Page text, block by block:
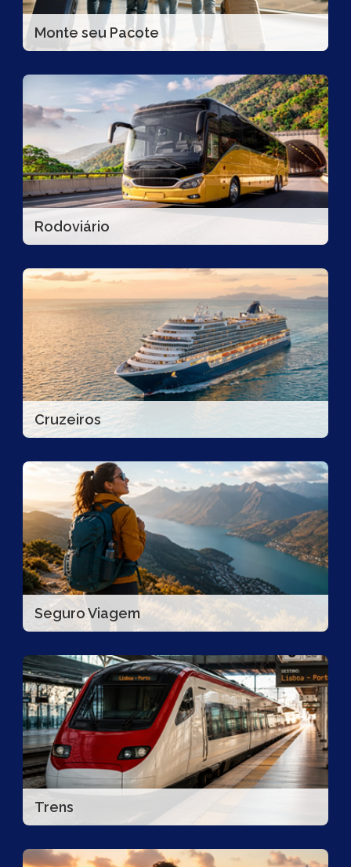
Monte seu Pacote
Rodoviário
Cruzeiros
Seguro Viagem
Trens